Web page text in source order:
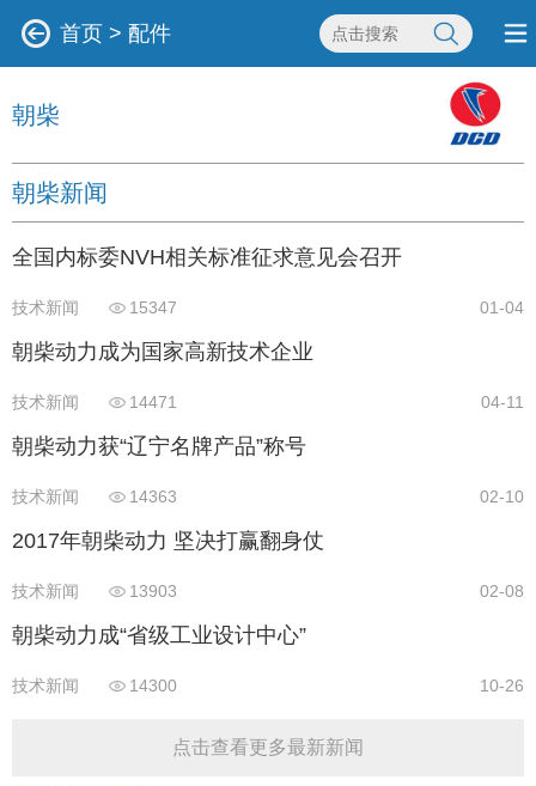
首页 > 配件
朝柴
朝柴新闻
全国内标委NVH相关标准征求意见会召开
技术新闻 15347 01-04
朝柴动力成为国家高新技术企业
技术新闻 14471 04-11
朝柴动力获“辽宁名牌产品”称号
技术新闻 14363 02-10
2017年朝柴动力 坚决打赢翻身仗
技术新闻 13903 02-08
朝柴动力成“省级工业设计中心”
技术新闻 14300 10-26
点击查看更多最新新闻